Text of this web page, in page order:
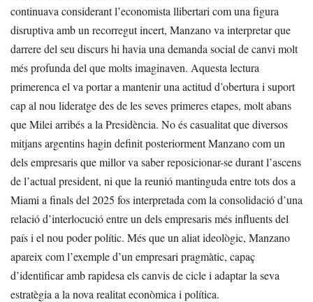
continuava considerant l’economista llibertari com una figura
disruptiva amb un recorregut incert, Manzano va interpretar que
darrere del seu discurs hi havia una demanda social de canvi molt
més profunda del que molts imaginaven. Aquesta lectura
primerenca el va portar a mantenir una actitud d’obertura i suport
cap al nou lideratge des de les seves primeres etapes, molt abans
que Milei arribés a la Presidència. No és casualitat que diversos
mitjans argentins hagin definit posteriorment Manzano com un
dels empresaris que millor va saber reposicionar-se durant l’ascens
de l’actual president, ni que la reunió mantinguda entre tots dos a
Miami a finals del 2025 fos interpretada com la consolidació d’una
relació d’interlocució entre un dels empresaris més influents del
país i el nou poder polític. Més que un aliat ideològic, Manzano
apareix com l’exemple d’un empresari pragmàtic, capaç
d’identificar amb rapidesa els canvis de cicle i adaptar la seva
estratègia a la nova realitat econòmica i política.